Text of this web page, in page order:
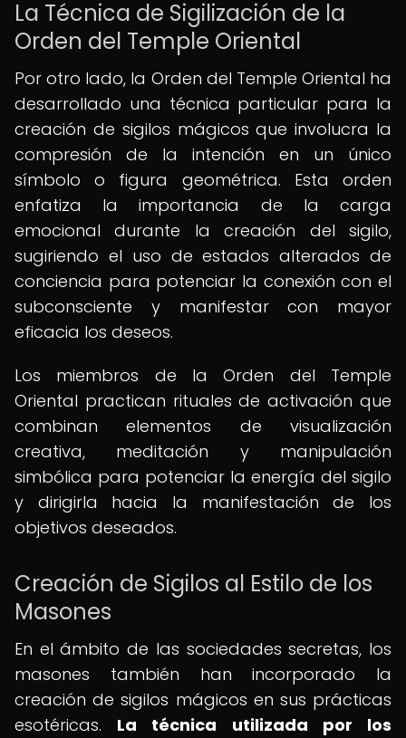
La Técnica de Sigilización de la
Orden del Temple Oriental
Por otro lado, la Orden del Temple Oriental ha
desarrollado una técnica particular para la
creación de sigilos mágicos que involucra la
compresión de la intención en un único
símbolo o figura geométrica. Esta orden
enfatiza la importancia de la carga
emocional durante la creación del sigilo,
sugiriendo el uso de estados alterados de
conciencia para potenciar la conexión con el
subconsciente y manifestar con mayor
eficacia los deseos.
Los miembros de la Orden del Temple
Oriental practican rituales de activación que
combinan elementos de visualización
creativa, meditación y manipulación
simbólica para potenciar la energía del sigilo
y dirigirla hacia la manifestación de los
objetivos deseados.
Creación de Sigilos al Estilo de los
Masones
En el ámbito de las sociedades secretas, los
masones también han incorporado la
creación de sigilos mágicos en sus prácticas
esotéricas. La técnica utilizada por los